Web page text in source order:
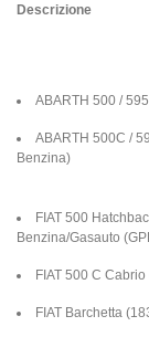
Descrizione
ABARTH 500 /
ABARTH 500C /
Benzina)
FIAT 500
Benzina/Gasauto
FIAT 500 C
FIAT Barchetta